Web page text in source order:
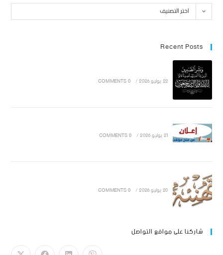
اختر التصنيف
Recent Posts
22 يوليو 2026 /
0 COMMENTS
21 يوليو 2026 /
0 COMMENTS
20 يوليو 2026 /
0 COMMENTS
شاركنا على مواقع التواصل